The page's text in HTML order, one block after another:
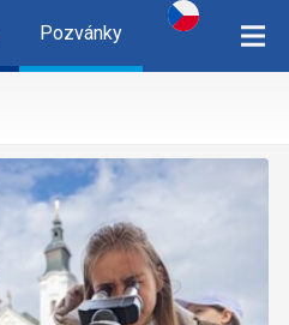
Pozvánky